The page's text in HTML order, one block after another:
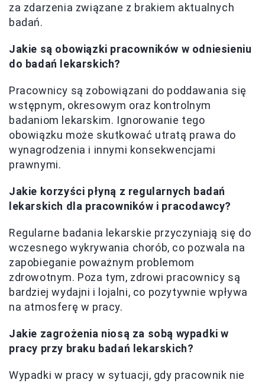
za zdarzenia związane z brakiem aktualnych
badań.
Jakie są obowiązki pracowników w odniesieniu
do badań lekarskich?
Pracownicy są zobowiązani do poddawania się
wstępnym, okresowym oraz kontrolnym
badaniom lekarskim. Ignorowanie tego
obowiązku może skutkować utratą prawa do
wynagrodzenia i innymi konsekwencjami
prawnymi.
Jakie korzyści płyną z regularnych badań
lekarskich dla pracowników i pracodawcy?
Regularne badania lekarskie przyczyniają się do
wczesnego wykrywania chorób, co pozwala na
zapobieganie poważnym problemom
zdrowotnym. Poza tym, zdrowi pracownicy są
bardziej wydajni i lojalni, co pozytywnie wpływa
na atmosferę w pracy.
Jakie zagrożenia niosą za sobą wypadki w
pracy przy braku badań lekarskich?
Wypadki w pracy w sytuacji, gdy pracownik nie